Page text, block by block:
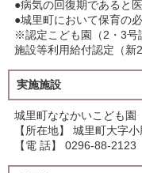
●病気の回復期であると
●城里町において保育の
※認定こども園（2・3号
施設等利用給付認定（新
実施施設
城里町ななかいこども園
【所在地】 城里町大字
【電 話】 0296-88-2123